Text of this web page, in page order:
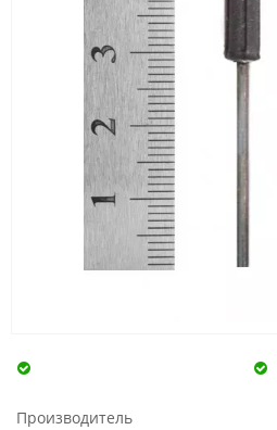
Производитель